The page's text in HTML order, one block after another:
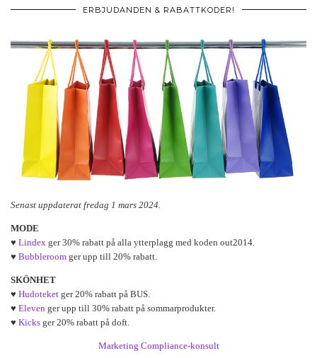
ERBJUDANDEN & RABATTKODER!
Senast uppdaterat fredag 1 mars 2024.
MODE
♥ Lindex ger 30% rabatt på alla ytterplagg med koden out2014.
♥ Bubbleroom ger upp till 20% rabatt.
SKÖNHET
♥ Hudoteket ger 20% rabatt på BUS.
♥ Eleven ger upp till 30% rabatt på sommarprodukter.
♥ Kicks ger 20% rabatt på doft.
Marketing Compliance-konsult